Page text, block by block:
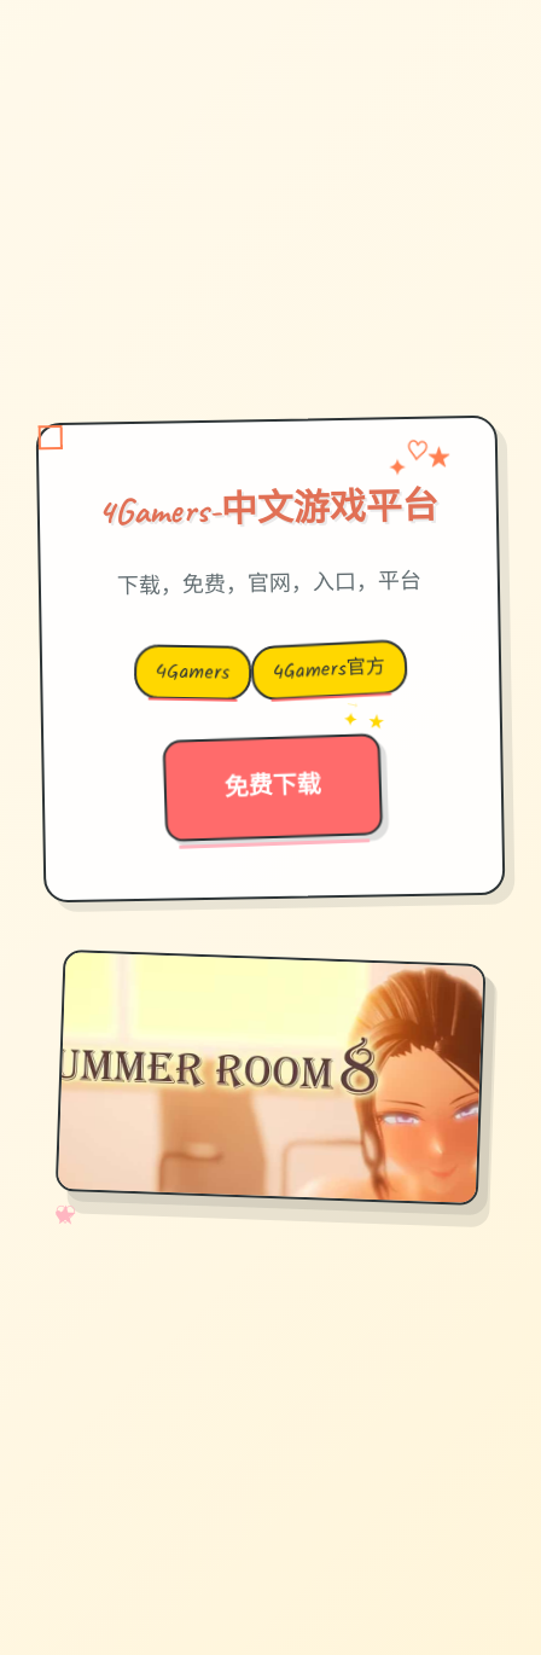
4Gamers-中文游戏平台
✦♡ ★
下载，免费，官网，入口，平台
4Gamers 4Gamers官方
免费下载
→
✦ ★
✧
♡
★
♥